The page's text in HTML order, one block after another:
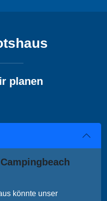
planen
könnte unser